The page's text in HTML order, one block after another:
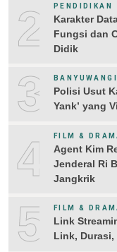
2 PENDIDIKAN
Karakter
Fungsi dan
Didik
3 BANYUWANGI
Polisi Usut
Yank’ yang
4 FILM &
Agent Kim
Jenderal Ri
Jangkrik
5 FILM &
Link
Link, Durasi,